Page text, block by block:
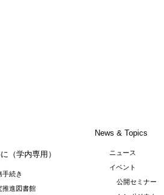
（学内専用）
手続き
推進図書館
News & Topics
ニュース
イベント
公開セミナー